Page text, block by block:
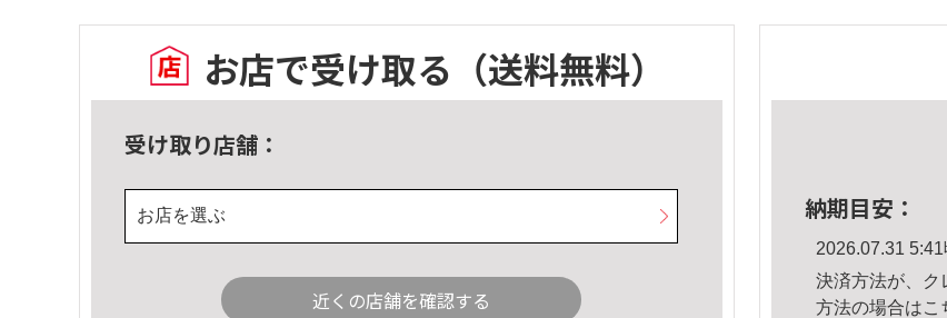
お店で受け取る （送料無料）
受け取り店舗：
お店を選ぶ
近くの店舗を確認する
納期目安：
2026.07.31 5:41
決済方法が、ク
方法の場合はこ